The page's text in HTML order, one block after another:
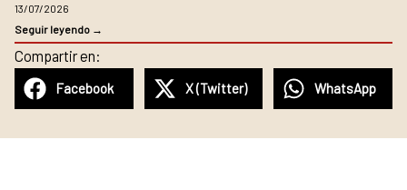
13/07/2026
Seguir leyendo →
Compartir en:
Facebook X (Twitter) WhatsApp